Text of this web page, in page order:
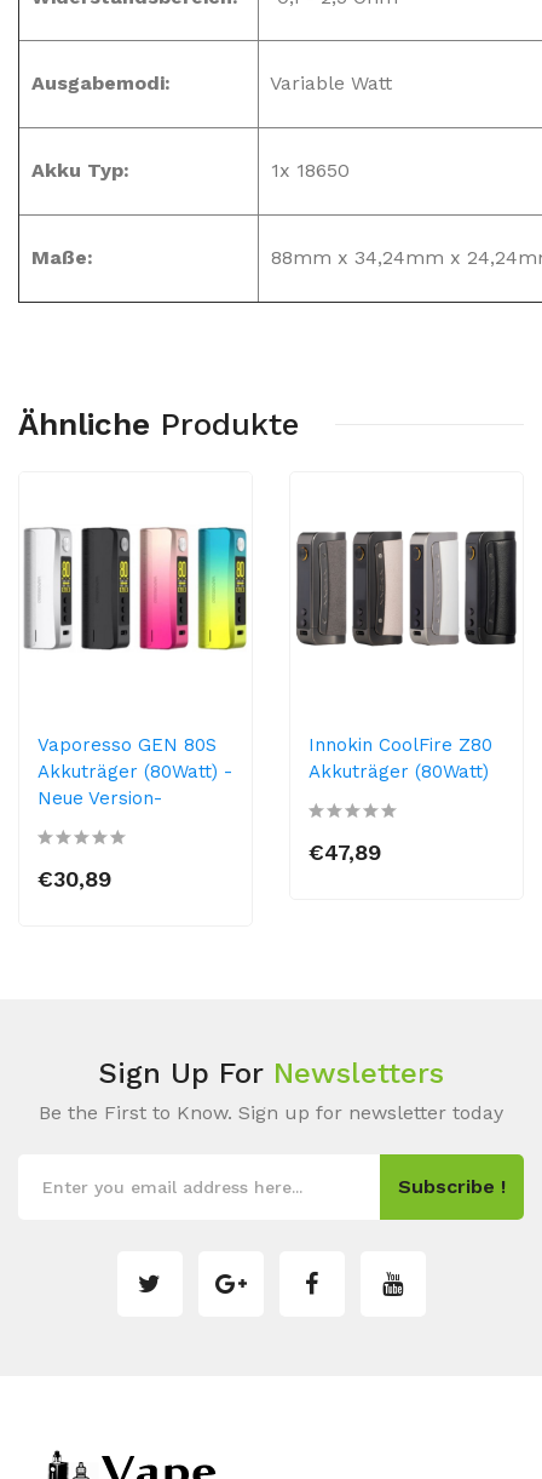
Ausgabemodi: Variable Watt
Akku Typ: 1x 18650
Maße: 88mm x 34,24mm x
Ähnliche Produkte
Vaporesso GEN 80S
Akkuträger (80Watt) -
Neue Version-
€30,89
Innokin CoolFire Z80
Akkuträger (80Watt)
€47,89
Sign Up For Newsletters
Be the First to Know. Sign up for newsletter today
Subscribe !